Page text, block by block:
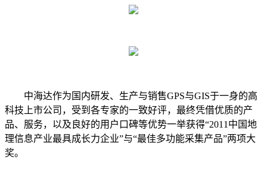
中海达作为国内研发、生产与销售GPS与GIS于一身的高
科技上市公司，受到各专家的一致好评，最终凭借优质的产
品、服务，以及良好的用户口碑等优势一举获得“2011中国地
理信息产业最具成长力企业”与“最佳多功能采集产品”两项大
奖。